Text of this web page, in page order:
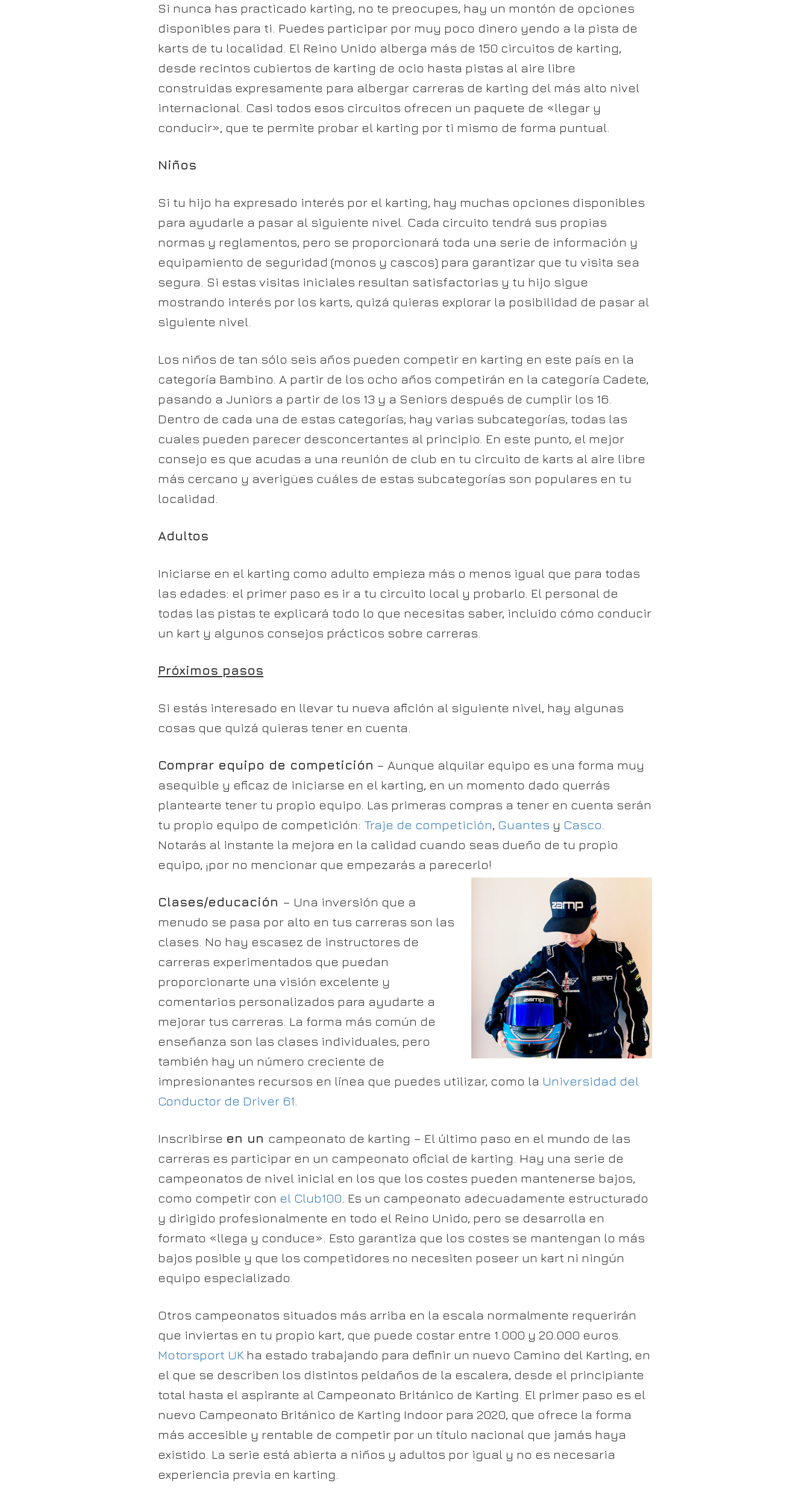
Si nunca has practicado karting, no te preocupes, hay un montón de opciones
disponibles para ti. Puedes participar por muy poco dinero yendo a la pista de
karts de tu localidad. El Reino Unido alberga más de 150 circuitos de karting,
desde recintos cubiertos de karting de ocio hasta pistas al aire libre
construidas expresamente para albergar carreras de karting del más alto nivel
internacional. Casi todos esos circuitos ofrecen un paquete de «llegar y
conducir», que te permite probar el karting por ti mismo de forma puntual.
Niños
Si tu hijo ha expresado interés por el karting, hay muchas opciones disponibles
para ayudarle a pasar al siguiente nivel. Cada circuito tendrá sus propias
normas y reglamentos, pero se proporcionará toda una serie de información y
equipamiento de seguridad (monos y cascos) para garantizar que tu visita sea
segura. Si estas visitas iniciales resultan satisfactorias y tu hijo sigue
mostrando interés por los karts, quizá quieras explorar la posibilidad de pasar al
siguiente nivel.
Los niños de tan sólo seis años pueden competir en karting en este país en la
categoría Bambino. A partir de los ocho años competirán en la categoría Cadete,
pasando a Juniors a partir de los 13 y a Seniors después de cumplir los 16.
Dentro de cada una de estas categorías, hay varias subcategorías, todas las
cuales pueden parecer desconcertantes al principio. En este punto, el mejor
consejo es que acudas a una reunión de club en tu circuito de karts al aire libre
más cercano y averigües cuáles de estas subcategorías son populares en tu
localidad.
Adultos
Iniciarse en el karting como adulto empieza más o menos igual que para todas
las edades: el primer paso es ir a tu circuito local y probarlo. El personal de
todas las pistas te explicará todo lo que necesitas saber, incluido cómo conducir
un kart y algunos consejos prácticos sobre carreras.
Próximos pasos
Si estás interesado en llevar tu nueva afición al siguiente nivel, hay algunas
cosas que quizá quieras tener en cuenta.
Comprar equipo de competición – Aunque alquilar equipo es una forma muy
asequible y eficaz de iniciarse en el karting, en un momento dado querrás
plantearte tener tu propio equipo. Las primeras compras a tener en cuenta serán
tu propio equipo de competición: Traje de competición, Guantes y Casco.
Notarás al instante la mejora en la calidad cuando seas dueño de tu propio
equipo, ¡por no mencionar que empezarás a parecerlo!
Clases/educación – Una inversión que a
menudo se pasa por alto en tus carreras son las
clases. No hay escasez de instructores de
carreras experimentados que puedan
proporcionarte una visión excelente y
comentarios personalizados para ayudarte a
mejorar tus carreras. La forma más común de
enseñanza son las clases individuales, pero
también hay un número creciente de
impresionantes recursos en línea que puedes utilizar, como la Universidad del
Conductor de Driver 61.
Inscribirse en un campeonato de karting – El último paso en el mundo de las
carreras es participar en un campeonato oficial de karting. Hay una serie de
campeonatos de nivel inicial en los que los costes pueden mantenerse bajos,
como competir con el Club100. Es un campeonato adecuadamente estructurado
y dirigido profesionalmente en todo el Reino Unido, pero se desarrolla en
formato «llega y conduce». Esto garantiza que los costes se mantengan lo más
bajos posible y que los competidores no necesiten poseer un kart ni ningún
equipo especializado.
Otros campeonatos situados más arriba en la escala normalmente requerirán
que inviertas en tu propio kart, que puede costar entre 1.000 y 20.000 euros.
Motorsport UK ha estado trabajando para definir un nuevo Camino del Karting, en
el que se describen los distintos peldaños de la escalera, desde el principiante
total hasta el aspirante al Campeonato Británico de Karting. El primer paso es el
nuevo Campeonato Británico de Karting Indoor para 2020, que ofrece la forma
más accesible y rentable de competir por un título nacional que jamás haya
existido. La serie está abierta a niños y adultos por igual y no es necesaria
experiencia previa en karting.